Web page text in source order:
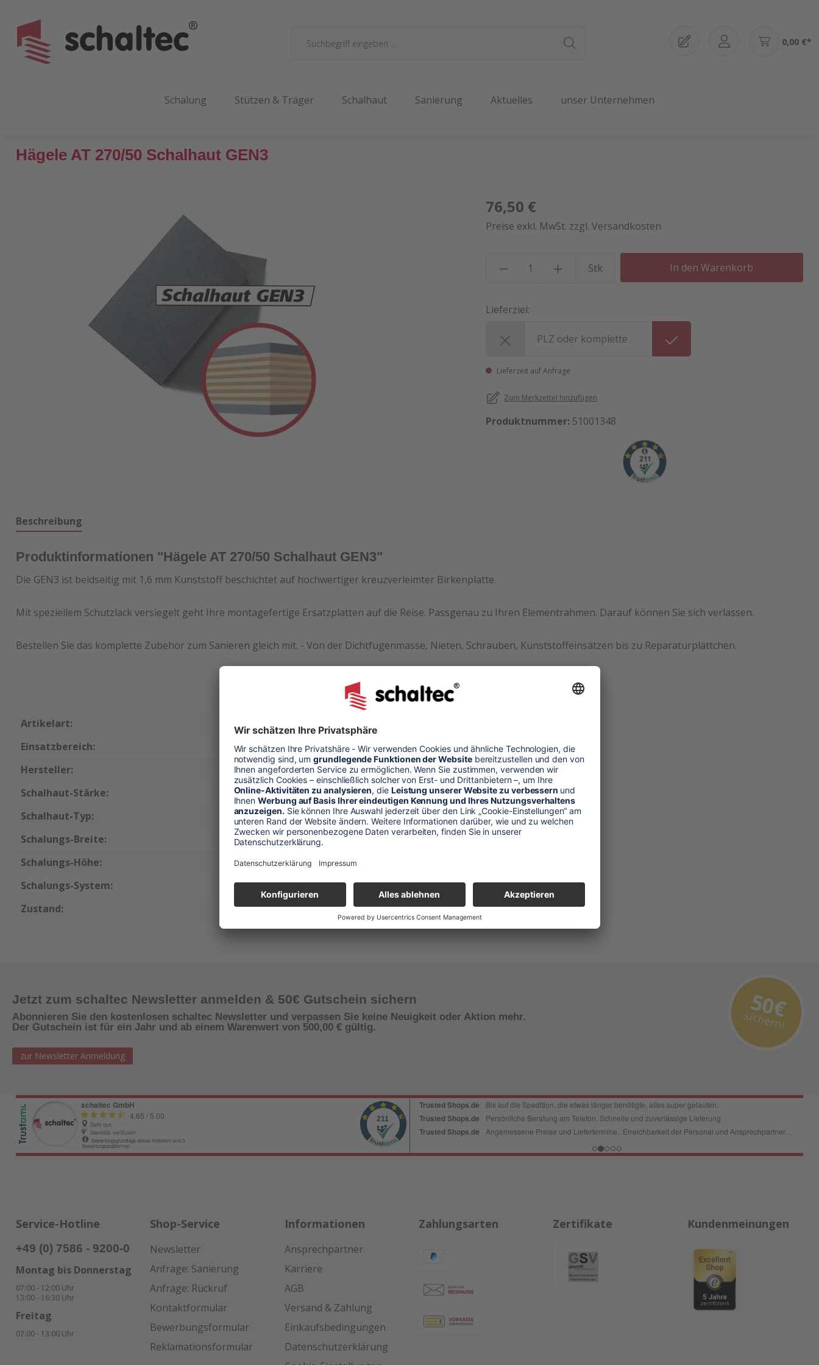
0,00 €*
Schalung Stützen & Träger Schalhaut Sanierung Aktuelles unser Unternehmen
Hägele AT 270/50 Schalhaut GEN3
76,50 €
Preise exkl. MwSt. zzgl. Versandkosten
Produkt Anzahl: Gib den
Stk In den Warenkorb
Lieferziel:
Lieferzeit auf Anfrage
Zum Merkzettel hinzufügen
Produktnummer: 51001348
Beschreibung
Produktinformationen "Hägele AT 270/50 Schalhaut GEN3"
Die GEN3 ist beidseitig mit 1,6 mm Kunststoff beschichtet auf hochwertiger kreuzverleimter Birkenplatte.
Mit speziellem Schutzlack versiegelt geht Ihre montagefertige Ersatzplatten auf die Reise. Passgenau zu Ihren Elementrahmen. Darauf können Sie sich verlassen.
Bestellen Sie das komplette Zubehör zum Sanieren gleich mit. - Von der Dichtfugenmasse, Nieten, Schrauben, Kunststoffeinsätzen bis zu Reparaturplättchen.
Artikelart:
Ersatzschalhaut
Einsatzbereich:
Wandschalung
Hersteller:
Hägele
Schalhaut-Stärke:
15 mm
Schalhaut-Typ:
GEN3
Schalungs-Breite:
50 cm
Schalungs-Höhe:
270 cm
Schalungs-System:
AT
Zustand:
neu
Jetzt zum schaltec Newsletter anmelden & 50€ Gutschein sichern
Abonnieren Sie den kostenlosen schaltec Newsletter und verpassen Sie keine Neuigkeit oder Aktion mehr.
Der Gutschein ist für ein Jahr und ab einem Warenwert von 500,00 € gültig.
zur Newsletter Anmeldung
50€
sichern!
Service-Hotline
+49 (0) 7586 - 9200-0
Montag bis Donnerstag
07:00 - 12:00 Uhr
13:00 - 16:30 Uhr
Freitag
07:00 - 13:00 Uhr
Shop-Service
Newsletter
Anfrage: Sanierung
Anfrage: Rückruf
Kontaktformular
Bewerbungsformular
Reklamationsformular
Informationen
Ansprechpartner
Karriere
AGB
Versand & Zahlung
Einkaufsbedingungen
Datenschutzerklärung
Zahlungsarten Zertifikate Kundenmeinungen